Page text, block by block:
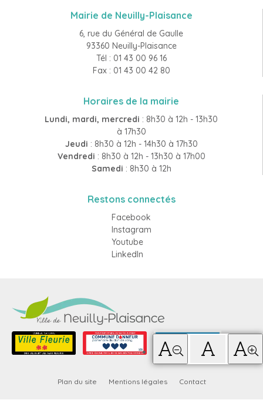
Mairie de Neuilly-Plaisance
6, rue du Général de Gaulle
93360 Neuilly-Plaisance
Tél : 01 43 00 96 16
Fax : 01 43 00 42 80
Horaires de la mairie
Lundi, mardi, mercredi : 8h30 à 12h - 13h30
à 17h30
Jeudi : 8h30 à 12h - 14h30 à 17h30
Vendredi : 8h30 à 12h - 13h30 à 17h00
Samedi : 8h30 à 12h
Restons connectés
Facebook
Instagram
Youtube
LinkedIn
Plan du site Mentions légales Contact